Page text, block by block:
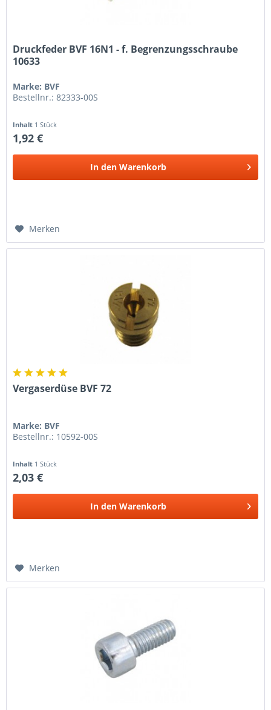
Druckfeder BVF 16N1 - f. Begrenzungsschraube
10633
Marke: BVF
Bestellnr.: 82333-00S
Inhalt 1 Stück
1,92 €
In den Warenkorb
Merken
Vergaserdüse BVF 72
Marke: BVF
Bestellnr.: 10592-00S
Inhalt 1 Stück
2,03 €
In den Warenkorb
Merken